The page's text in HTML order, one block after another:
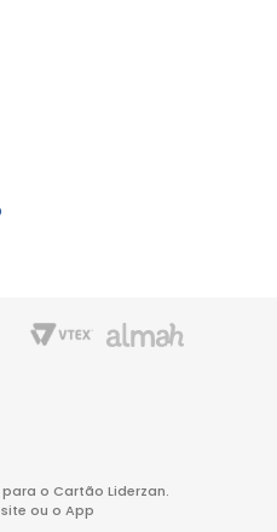
para o Cartão Liderzan.
ou o App